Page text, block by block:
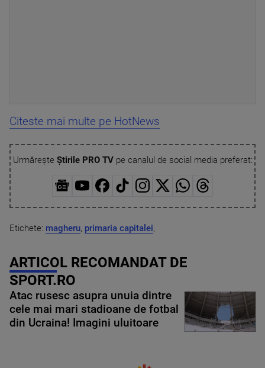
Citeste mai multe pe HotNews
Urmărește Știrile PRO TVpe canalul de social media preferat:
Etichete: magheru, primaria capitalei,
ARTICOL RECOMANDAT DE
SPORT.RO
Atac rusesc asupra unuia dintre
cele mai mari stadioane de fotbal
din Ucraina! Imagini uluitoare